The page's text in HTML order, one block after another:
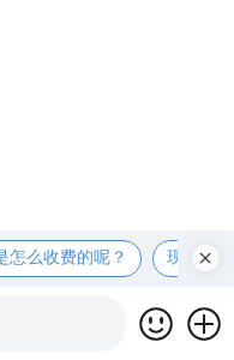
怎么收费的呢？ 现在有